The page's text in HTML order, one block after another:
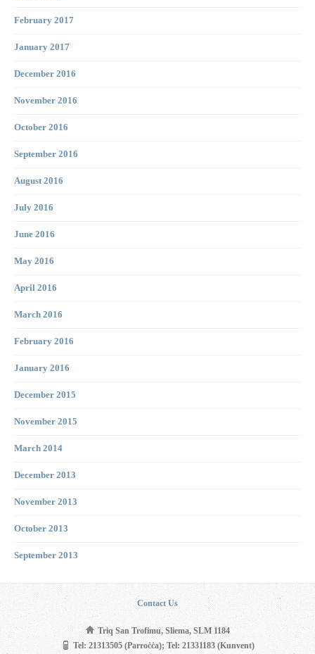
February 2017
January 2017
December 2016
November 2016
October 2016
September 2016
August 2016
July 2016
June 2016
May 2016
April 2016
March 2016
February 2016
January 2016
December 2015
November 2015
March 2014
December 2013
November 2013
October 2013
September 2013
Contact Us
Triq San Trofimu, Sliema, SLM 1184
Tel: 21313505 (Parroċċa); Tel: 21331183 (Kunvent)